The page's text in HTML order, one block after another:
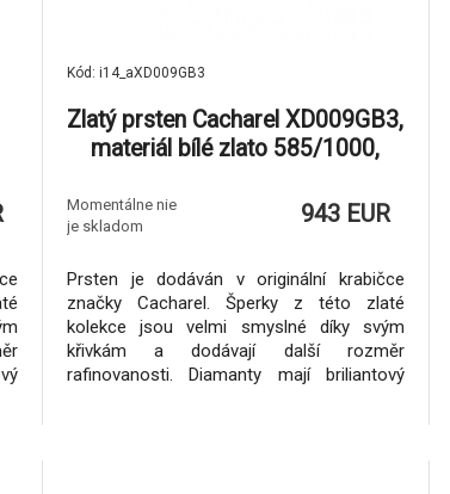
Kód: i14_aXD009GB3
Zlatý prsten Cacharel XD009GB3,
materiál bílé zlato 585/1000,
Momentálne nie
je skladom
943 EUR
Prsten je dodáván v originální krabičce
značky Cacharel. Šperky z této zlaté
kolekce jsou velmi smyslné díky svým
křivkám a dodávají další rozměr
rafinovanosti. Diamanty mají briliantový